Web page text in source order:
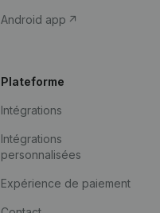
Android app
Plateforme
Intégrations
Intégrations
personnalisées
Expérience de paiement